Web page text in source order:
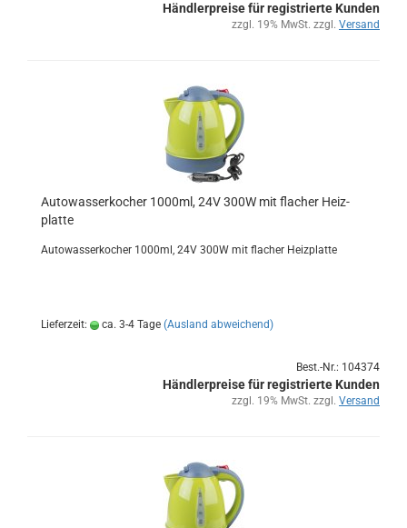
Händlerpreise für registrierte Kunden
zzgl. 19% MwSt. zzgl. Versand
Au­to­was­ser­ko­cher 1000ml, 24V 300W mit fla­cher Heiz­
plat­te
Au­to­was­ser­ko­cher 1000ml, 24V 300W mit fla­cher Heiz­plat­te
Lieferzeit: ca. 3-4 Tage (Ausland abweichend)
Best.-Nr.: 104374
Händlerpreise für registrierte Kunden
zzgl. 19% MwSt. zzgl. Versand